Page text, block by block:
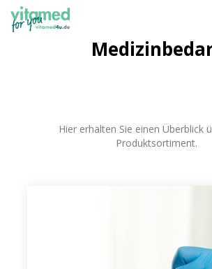
Hier erhalten Sie einen Überblick
Produktsortiment.